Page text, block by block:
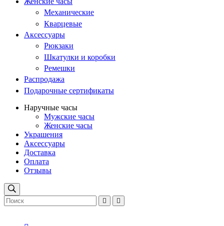
Механические
Кварцевые
Аксессуары
Рюкзаки
Шкатулки и коробки
Ремешки
Распродажа
Подарочные сертификаты
Наручные часы
Мужские часы
Женские часы
Украшения
Аксессуары
Доставка
Оплата
Отзывы